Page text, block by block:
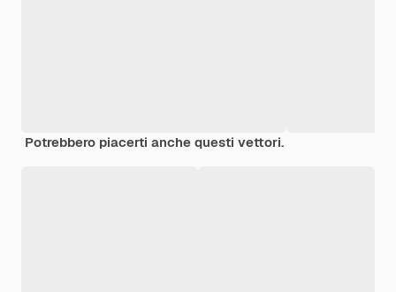
Potrebbero piacerti anche questi vettori.